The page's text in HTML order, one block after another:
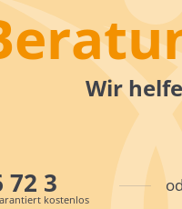
Wir
72 3
kostenlos